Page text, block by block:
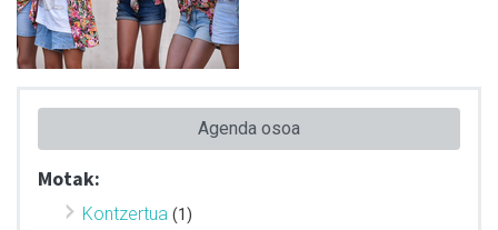
Agenda osoa
Motak:
Kontzertua (1)